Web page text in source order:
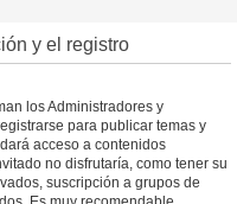
y el registro
los Administradores y
para publicar temas y
acceso a contenidos
no disfrutaría, como tener su
suscripción a grupos de